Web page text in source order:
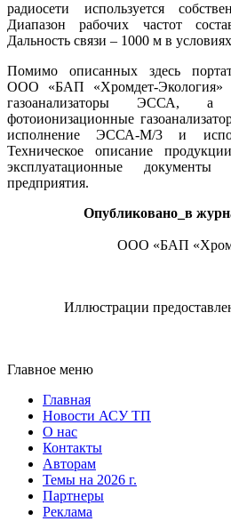
радиосети используется
Диапазон рабочих частот
Дальность связи – 1000 м в
Помимо описанных здесь
ООО «БАП «Хромдет-Экология»
газоанализаторы ЭССА, а
фотоионизационные
исполнение ­ЭССА-М/3 и
Техническое описание
эксплуатационные
предприятия.
Опубликовано_в
ООО «БАП
Иллюстрации
Главное меню
Главная
Новости АСУ ТП
О нас
Контакты
Авторам
Темы на 2026 г.
Партнеры
Реклама